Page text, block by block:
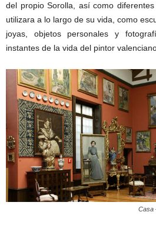
del propio Sorolla, así como
utilizara a lo largo de su vida, como
joyas, objetos personales y
instantes de la vida del pintor
Casa